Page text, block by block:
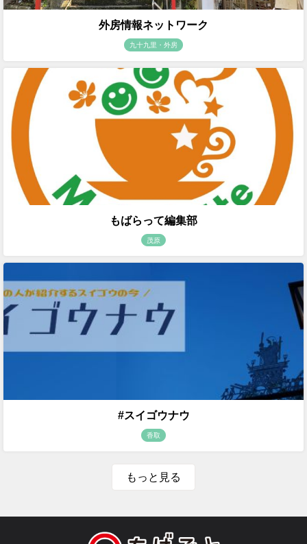
外房情報ネットワーク
九十九里・外房
もばらって編集部
茂原
#スイゴウナウ
香取
もっと見る